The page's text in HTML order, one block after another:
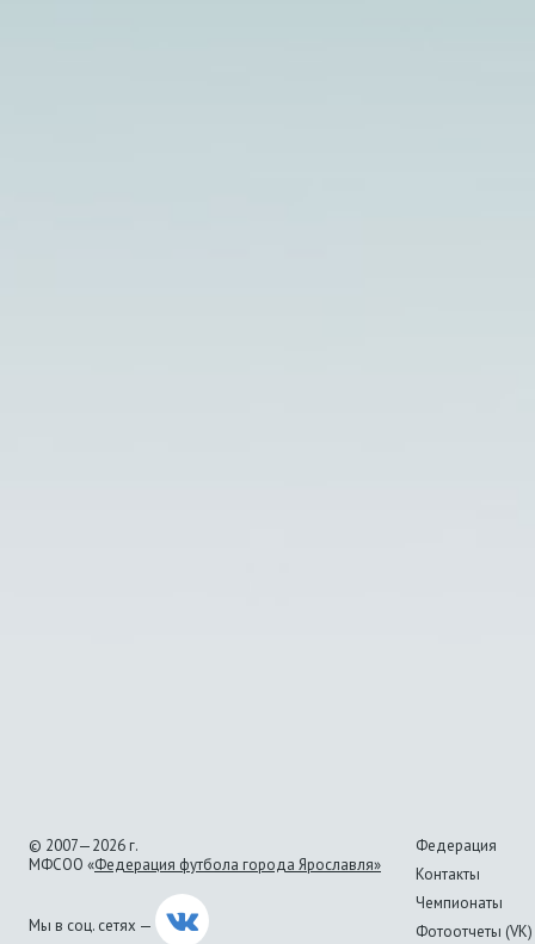
© 2007—2026 г.
МФСОО «Федерация футбола города Ярославля»
Мы в соц. сетях —
Федерация
Контакты
Чемпионаты
Фотоотчеты (VK)